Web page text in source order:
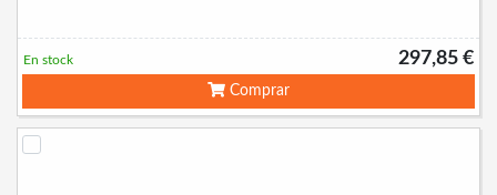
297,85 €
En stock
Comprar